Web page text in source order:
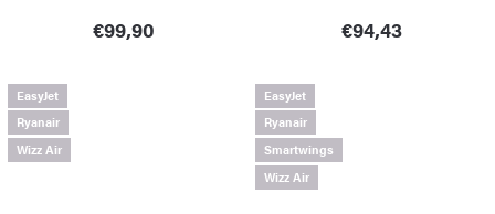
€99,90 €94,43
EasyJet
Ryanair
Wizz Air
EasyJet
Ryanair
Smartwings
Wizz Air